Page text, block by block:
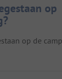
op
op de